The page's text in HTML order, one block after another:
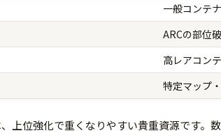
一般コンテ
ARCの部位
高レアコン
特定マップ
、上位強化で重くなりやすい貴重資源です。